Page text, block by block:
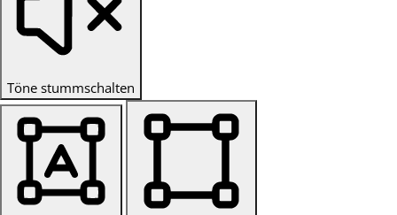
Töne stummschalten